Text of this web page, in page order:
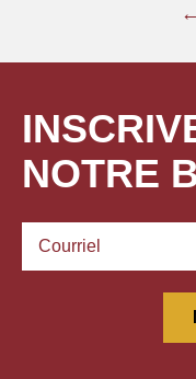
←
NOTRE